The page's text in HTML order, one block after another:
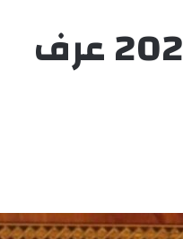
أخنوش: الربع الأول من سنة 2024 عرف